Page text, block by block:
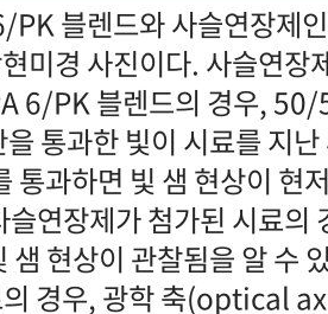
PK 블렌드와 사슬연장제
미경 사진이다. 사슬연장
6/PK 블렌드의 경우,
통과한 빛이 시료를 지
과하면 빛 샘 현상이 현
슬연장제가 첨가된 시료
샘 현상이 관찰됨을 알 수
경우, 광학 축(optical